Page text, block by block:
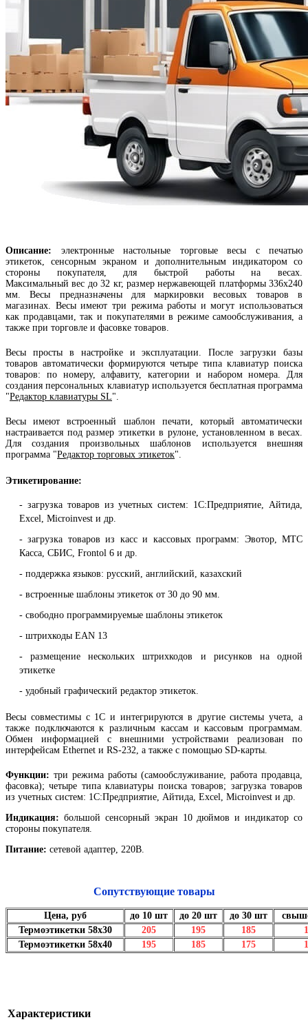
Описание: электронные настольные торговые весы с печатью
этикеток, сенсорным экраном и дополнительным индикатором со
стороны покупателя, для быстрой работы на весах.
Максимальный вес до 32 кг, размер нержавеющей платформы 336х240
мм. Весы предназначены для маркировки весовых товаров в
магазинах. Весы имеют три режима работы и могут использоваться
как продавцами, так и покупателями в режиме самообслуживания, а
также при торговле и фасовке товаров.
Весы просты в настройке и эксплуатации. После загрузки базы
товаров автоматически формируются четыре типа клавиатур поиска
товаров: по номеру, алфавиту, категории и набором номера. Для
создания персональных клавиатур используется бесплатная программа
"Редактор клавиатуры SL".
Весы имеют встроенный шаблон печати, который автоматически
настраивается под размер этикетки в рулоне, установленном в весах.
Для создания произвольных шаблонов используется внешняя
программа "Редактор торговых этикеток".
Этикетирование:
- загрузка товаров из учетных систем: 1С:Предприятие, Айтида,
Excel, Microinvest и др.
- загрузка товаров из касс и кассовых программ: Эвотор, МТС
Касса, СБИС, Frontol 6 и др.
- поддержка языков: русский, английский, казахский
- встроенные шаблоны этикеток от 30 до 90 мм.
- свободно программируемые шаблоны этикеток
- штрихкоды EAN 13
- размещение нескольких штрихкодов и рисунков на одной
этикетке
- удобный графический редактор этикеток.
Весы совместимы с 1С и интегрируются в другие системы учета, а
также подключаются к различным кассам и кассовым программам.
Обмен информацией с внешними устройствами реализован по
интерфейсам Ethernet и RS-232, а также с помощью SD-карты.
Функции: три режима работы (самообслуживание, работа продавца,
фасовка); четыре типа клавиатуры поиска товаров; загрузка товаров
из учетных систем: 1С:Предприятие, Айтида, Excel, Microinvest и др.
Индикация: большой сенсорный экран 10 дюймов и индикатор со
стороны покупателя.
Питание: сетевой адаптер, 220В.
Сопутствующие товары
Цена, руб до 10 шт до 20 шт до 30 шт
Термоэтикетки 58х30
205 195 185
Термоэтикетки 58х40
195 185 175
Характеристики